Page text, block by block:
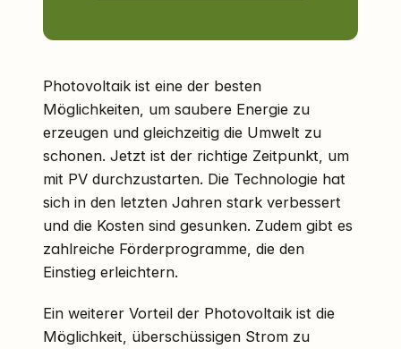
Photovoltaik ist eine der besten
Möglichkeiten, um saubere Energie zu
erzeugen und gleichzeitig die Umwelt zu
schonen. Jetzt ist der richtige Zeitpunkt, um
mit PV durchzustarten. Die Technologie hat
sich in den letzten Jahren stark verbessert
und die Kosten sind gesunken. Zudem gibt es
zahlreiche Förderprogramme, die den
Einstieg erleichtern.
Ein weiterer Vorteil der Photovoltaik ist die
Möglichkeit, überschüssigen Strom zu